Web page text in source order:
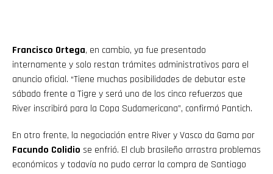
Francisco Ortega, en cambio, ya fue presentado
internamente y solo restan trámites administrativos para el
anuncio oficial. “Tiene muchas posibilidades de debutar este
sábado frente a Tigre y será uno de los cinco refuerzos que
River inscribirá para la Copa Sudamericana”, confirmó Pantich.
En otro frente, la negociación entre River y Vasco da Gama por
Facundo Colidio se enfrió. El club brasileño arrastra problemas
económicos y todavía no pudo cerrar la compra de Santiago